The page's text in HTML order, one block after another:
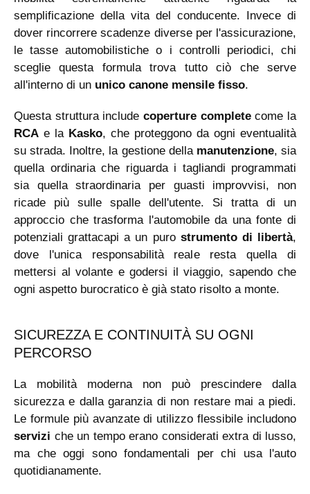
semplificazione della vita del conducente. Invece di
dover rincorrere scadenze diverse per l'assicurazione,
le tasse automobilistiche o i controlli periodici, chi
sceglie questa formula trova tutto ciò che serve
all'interno di un unico canone mensile fisso.
Questa struttura include coperture completecome la
RCA e la Kasko, che proteggono da ogni eventualità
su strada. Inoltre, la gestione della manutenzione, sia
quella ordinaria che riguarda i tagliandi programmati
sia quella straordinaria per guasti improvvisi, non
ricade più sulle spalle dell'utente. Si tratta di un
approccio che trasforma l'automobile da una fonte di
potenziali grattacapi a un puro strumento di libertà,
dove l'unica responsabilità reale resta quella di
mettersi al volante e godersi il viaggio, sapendo che
ogni aspetto burocratico è già stato risolto a monte.
SICUREZZA E CONTINUITÀ SU OGNI
PERCORSO
La mobilità moderna non può prescindere dalla
sicurezza e dalla garanzia di non restare mai a piedi.
Le formule più avanzate di utilizzo flessibile includono
servizi che un tempo erano considerati extra di lusso,
ma che oggi sono fondamentali per chi usa l'auto
quotidianamente.